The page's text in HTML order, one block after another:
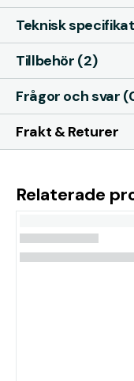
Teknisk
Tillbehör (2)
Frågor och svar
Frakt & Returer
Relaterade